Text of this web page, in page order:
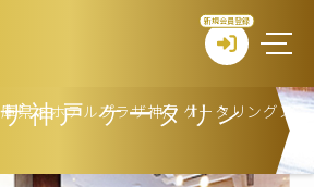
新規会員登録
神戸 ケータリン
県>ホテルプラザ神戸 ケータリングス